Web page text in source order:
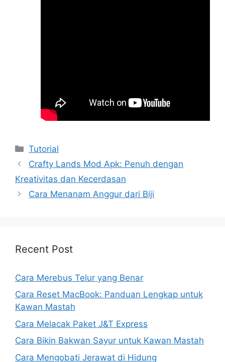
Kategori
Tutorial
Crafty Lands Mod Apk: Penuh dengan
Kreativitas dan Kecerdasan
Cara Menanam Anggur dari Biji
Recent Post
Cara Merebus Telur yang Benar
Cara Reset MacBook: Panduan Lengkap untuk
Kawan Mastah
Cara Melacak Paket J&T Express
Cara Bikin Bakwan Sayur untuk Kawan Mastah
Cara Mengobati Jerawat di Hidung